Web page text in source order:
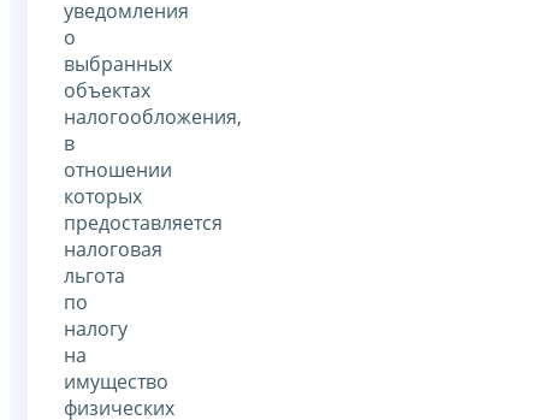
уведомления
о
выбранных
объектах
налогообложения,
в
отношении
которых
предоставляется
налоговая
льгота
по
налогу
на
имущество
физических